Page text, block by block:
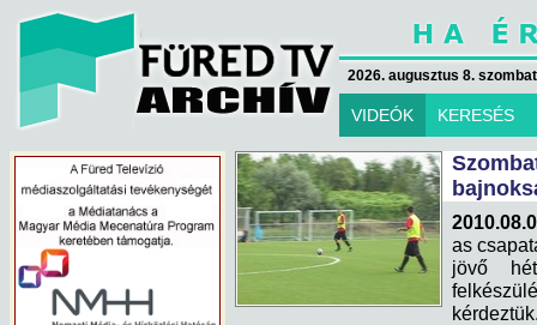
2026. augusztus 8.
VIDEÓK KERESÉS
as
jövő